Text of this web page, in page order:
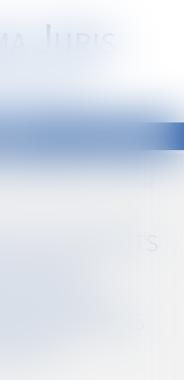
JURIS
LOGEMENTS
DEMANDES